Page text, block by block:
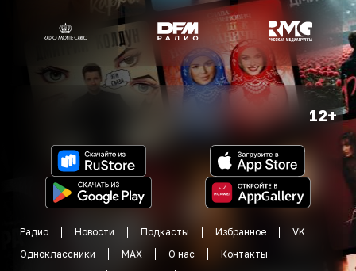
12+
Радио Новости Подкасты Избранное
VK
Одноклассники
MAX О нас
Контакты